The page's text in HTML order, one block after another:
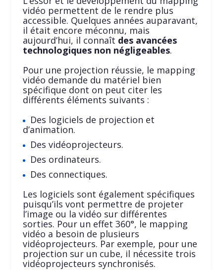
vidéo permettent de le rendre plus
accessible. Quelques années auparavant,
il était encore méconnu, mais
aujourd’hui, il connaît des avancées
technologiques non négligeables.
Pour une projection réussie, le mapping
vidéo demande du matériel bien
spécifique dont on peut citer les
différents éléments suivants :
Des logiciels de projection et
d’animation.
Des vidéoprojecteurs.
Des ordinateurs.
Des connectiques.
Les logiciels sont également spécifiques
puisqu’ils vont permettre de projeter
l’image ou la vidéo sur différentes
sorties. Pour un effet 360°, le mapping
vidéo a besoin de plusieurs
vidéoprojecteurs. Par exemple, pour une
projection sur un cube, il nécessite trois
vidéoprojecteurs synchronisés.